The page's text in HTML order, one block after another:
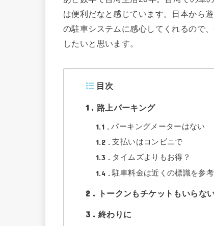
は便利だなと感じています。日本から
の駐車システムに感心してくれるので
したいと思います。
目次
1 路上パーキング
1.1 パーキングメーターはない
1.2 支払いはコンビニで
1.3 タイムズよりもお得？
1.4 駐車料金は近くの標識を参
2 トークンもチケットもいらな
3 終わりに